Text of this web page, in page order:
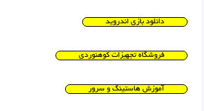
دانلود بازی اندروید
فروشگاه تجهیزات کوهنوردی
آموزش هاستینگ و سرور